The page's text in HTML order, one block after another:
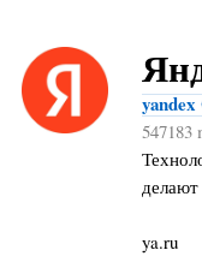
yandex
547183
ya.ru